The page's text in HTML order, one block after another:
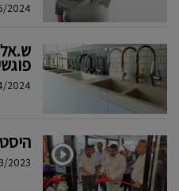
2024
ש.אל
2024
2023